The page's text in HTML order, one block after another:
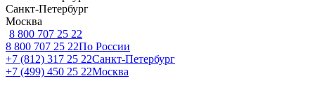
Санкт-Петербург
Москва
8 800 707 25 22
8 800 707 25 22По России
+7 (812) 317 25 22Санкт-Петербург
+7 (499) 450 25 22Москва